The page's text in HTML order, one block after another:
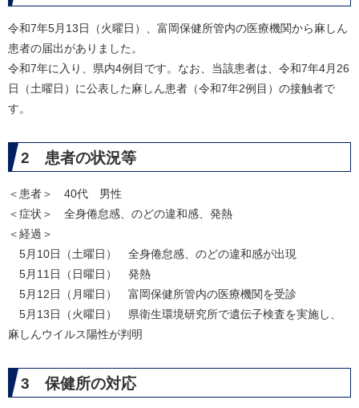
令和7年5月13日（火曜日）、富岡保健所管内の医療機関から麻しん
患者の届出がありました。
令和7年に入り、県内4例目です。なお、当該患者は、令和7年4月26
日（土曜日）に公表した麻しん患者（令和7年2例目）の接触者で
す。
2 患者の状況等
＜患者＞ 40代 男性
＜症状＞ 全身倦怠感、のどの違和感、発熱
＜経過＞
5月10日（土曜日） 全身倦怠感、のどの違和感が出現
5月11日（日曜日） 発熱
5月12日（月曜日） 富岡保健所管内の医療機関を受診
5月13日（火曜日） 県衛生環境研究所で遺伝子検査を実施し、
麻しんウイルス陽性が判明
3 保健所の対応